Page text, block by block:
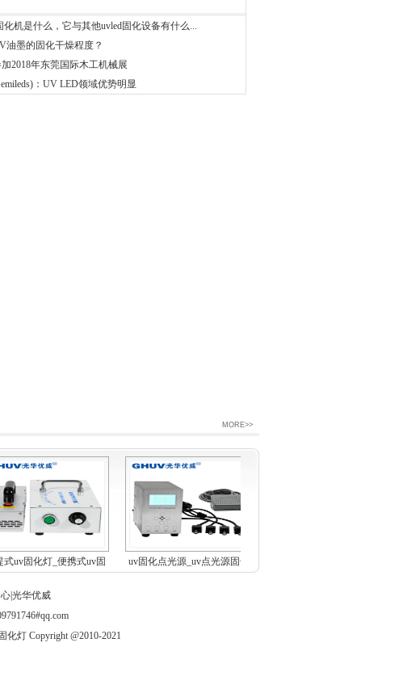
化机是什么，它与其他uvled固化设备有什么...
油墨的固化干燥程度？
2018年东莞国际木工机械展
：UV LED领域优势明显
MORE>>
式uv固化灯_便携式uv固
uv固化点光源_uv点光源固化
|光华优威
灯 Copyright @2010-2021